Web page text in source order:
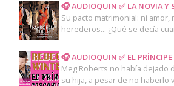
🎧 AUDIOQUIN ✅ LA NOVIA Y
Su pacto matrimonial: ni amor,
herederos... ¿Qué se decía
🎧 AUDIOQUIN ✅ EL PRÍNCIPE
Meg Roberts no había dejado
su hija, a pesar de no haberlo